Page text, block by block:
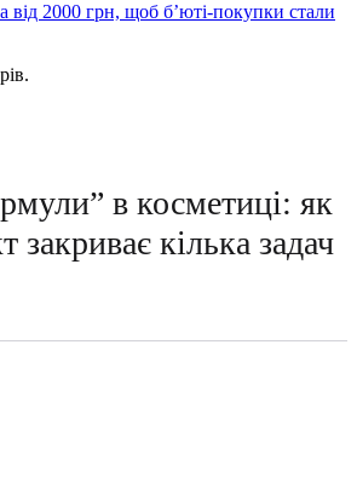
від 2000 грн, щоб б’юті-покупки стали
в косметиці: як
закриває кілька задач